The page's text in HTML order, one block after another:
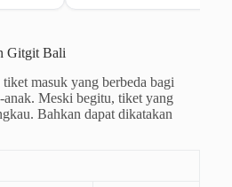
Gitgit Bali
masuk yang berbeda bagi
anak. Meski begitu, tiket yang
Bahkan dapat dikatakan